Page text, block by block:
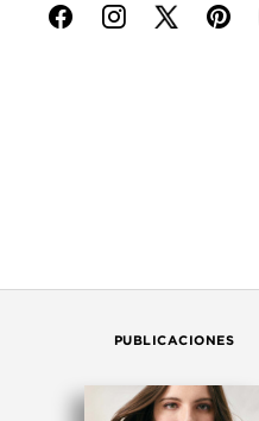
f i p
PUBLICACIONES